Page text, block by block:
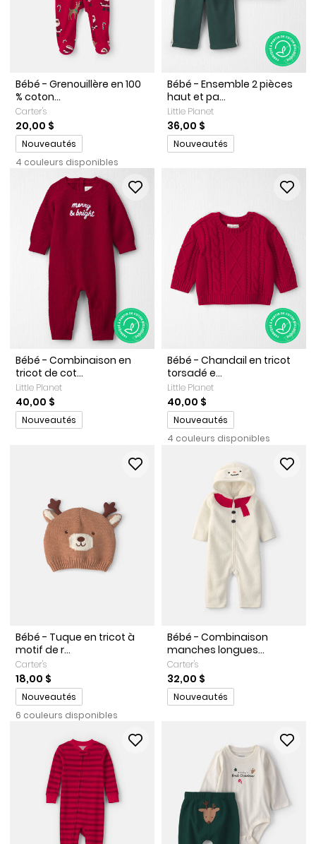
Bébé - Grenouillère en 100
% coton...
Carter's
20,00 $
Promotions
Nouveautés
4 couleurs disponibles
Bébé - Ensemble 2 pièces
haut et pa...
Little Planet
36,00 $
Promotions
Nouveautés
Bébé - Combinaison en
tricot de cot...
Little Planet
40,00 $
Promotions
Nouveautés
Bébé - Chandail en tricot
torsadé e...
Little Planet
40,00 $
Promotions
Nouveautés
4 couleurs disponibles
Bébé - Tuque en tricot à
motif de r...
Carter's
18,00 $
Promotions
Nouveautés
6 couleurs disponibles
Bébé - Combinaison
manches longues...
Carter's
32,00 $
Promotions
Nouveautés